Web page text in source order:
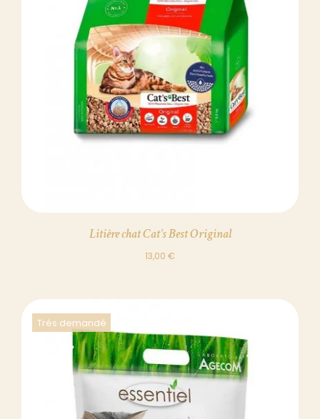
DÉTAILS
Litière chat Cat’s Best Original
13,00 €
Trés demandé